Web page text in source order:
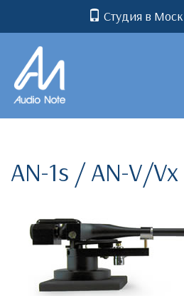
Студия в
AN-1s / AN-V/Vx